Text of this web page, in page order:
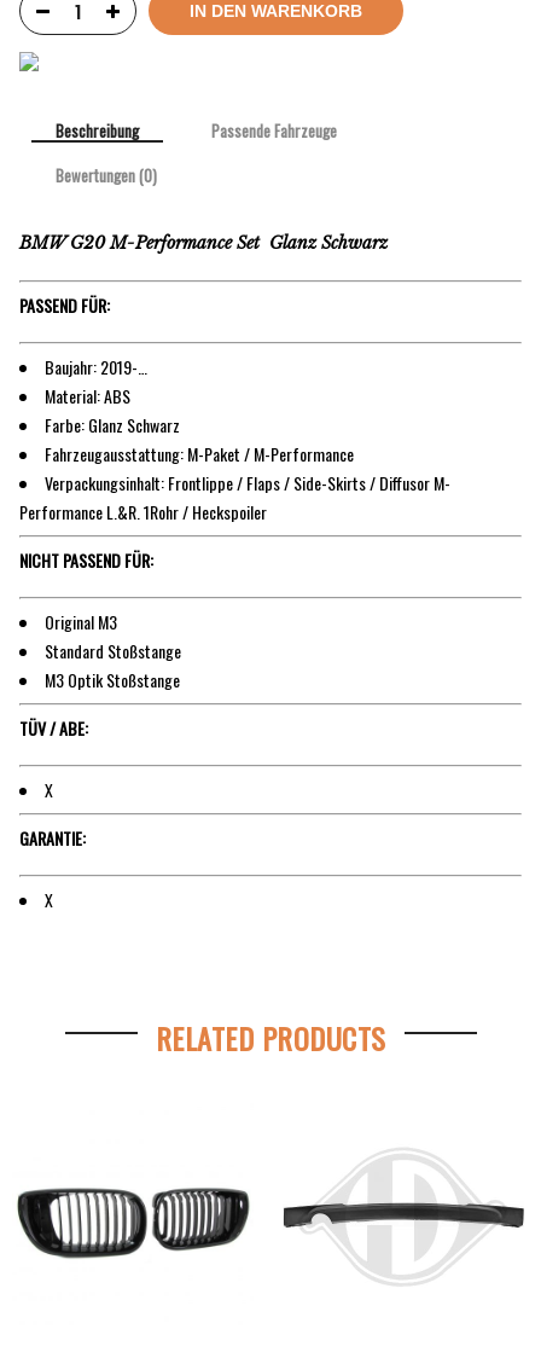
IN DEN WARENKORB
Beschreibung
Passende Fahrzeuge
Bewertungen (0)
BMW G20 M-Performance Set Glanz Schwarz
PASSEND FÜR:
Baujahr: 2019-…
Material: ABS
Farbe: Glanz Schwarz
Fahrzeugausstattung: M-Paket / M-Performance
Verpackungsinhalt: Frontlippe / Flaps / Side-Skirts / Diffusor M-
Performance L.&R. 1Rohr / Heckspoiler
NICHT PASSEND FÜR:
Original M3
Standard Stoßstange
M3 Optik Stoßstange
TÜV / ABE:
X
GARANTIE:
X
RELATED PRODUCTS